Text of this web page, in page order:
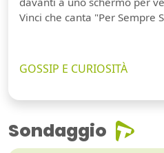
Vinci che canta "Per Sempre
GOSSIP E CURIOSITÀ
Sondaggio